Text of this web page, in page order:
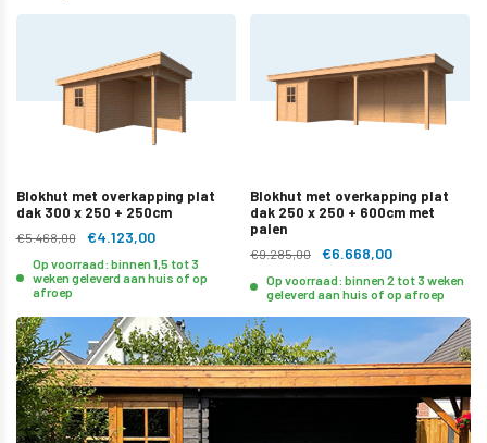
Blokhut met overkapping plat
dak 300 x 250 + 250cm
€5.468,00 €4.123,00
Op voorraad: binnen 1,5 tot 3
weken geleverd aan huis of op
afroep
Blokhut met overkapping plat
dak 250 x 250 + 600cm met
palen
€9.285,00 €6.668,00
Op voorraad: binnen 2 tot 3 weken
geleverd aan huis of op afroep